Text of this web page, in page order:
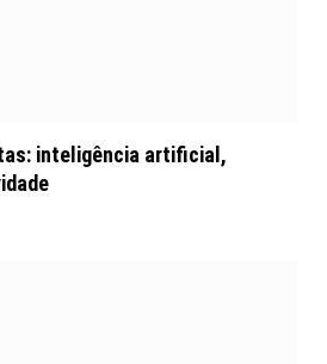
inteligência artificial,